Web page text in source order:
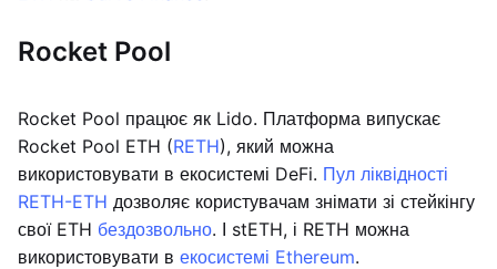
Rocket Pool
Rocket Pool працює як Lido. Платформа випускає
Rocket Pool ETH (RETH), який можна
використовувати в екосистемі DeFi. Пул ліквідності
RETH-ETH дозволяє користувачам знімати зі стейкінгу
свої ETH бездозвольно. І stETH, і RETH можна
використовувати в екосистемі Ethereum.